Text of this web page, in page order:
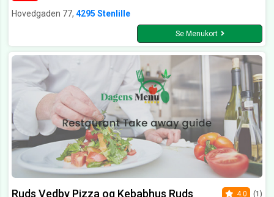
Hovedgaden 77, 4295 Stenlille
Se Menukort
Ruds Vedby Pizza og Kebabhus Ruds
4.0 (1)